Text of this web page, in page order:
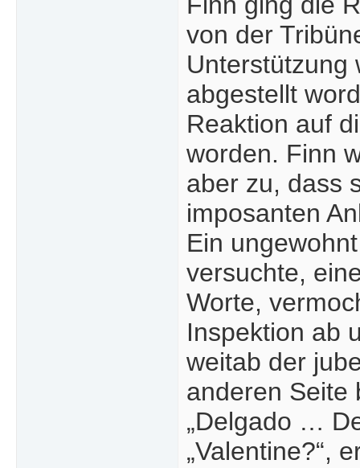
von der
Unterstützung
abgestellt
Reaktion auf
worden. Finn
aber zu, dass
imposanten
Ein
versuchte,
Worte,
Inspektion ab
weitab der
anderen Seite
„Delgado …
„Valentine?“,